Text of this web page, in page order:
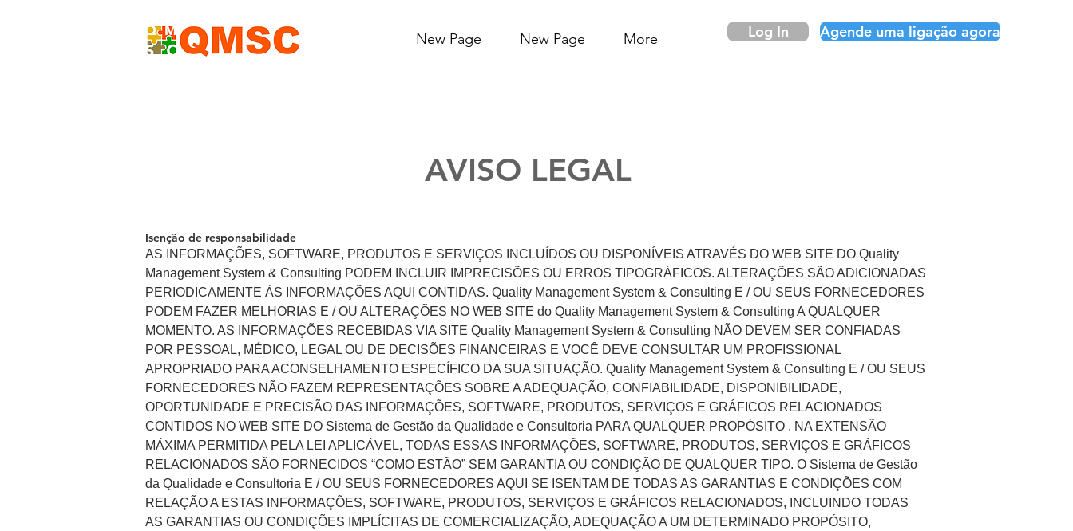
New Page New Page More Log In Agende uma ligação agora
AVISO LEGAL
Isenção de responsabilidade
AS INFORMAÇÕES, SOFTWARE, PRODUTOS E SERVIÇOS INCLUÍDOS OU DISPONÍVEIS ATRAVÉS DO WEB SITE DO Quality
Management System & Consulting PODEM INCLUIR IMPRECISÕES OU ERROS TIPOGRÁFICOS. ALTERAÇÕES SÃO ADICIONADAS
PERIODICAMENTE ÀS INFORMAÇÕES AQUI CONTIDAS. Quality Management System & Consulting E / OU SEUS FORNECEDORES
PODEM FAZER MELHORIAS E / OU ALTERAÇÕES NO WEB SITE do Quality Management System & Consulting A QUALQUER
MOMENTO. AS INFORMAÇÕES RECEBIDAS VIA SITE Quality Management System & Consulting NÃO DEVEM SER CONFIADAS
POR PESSOAL, MÉDICO, LEGAL OU DE DECISÕES FINANCEIRAS E VOCÊ DEVE CONSULTAR UM PROFISSIONAL
APROPRIADO PARA ACONSELHAMENTO ESPECÍFICO DA SUA SITUAÇÃO. Quality Management System & Consulting E / OU SEUS
FORNECEDORES NÃO FAZEM REPRESENTAÇÕES SOBRE A ADEQUAÇÃO, CONFIABILIDADE, DISPONIBILIDADE,
OPORTUNIDADE E PRECISÃO DAS INFORMAÇÕES, SOFTWARE, PRODUTOS, SERVIÇOS E GRÁFICOS RELACIONADOS
CONTIDOS NO WEB SITE DO Sistema de Gestão da Qualidade e Consultoria PARA QUALQUER PROPÓSITO . NA EXTENSÃO
MÁXIMA PERMITIDA PELA LEI APLICÁVEL, TODAS ESSAS INFORMAÇÕES, SOFTWARE, PRODUTOS, SERVIÇOS E GRÁFICOS
RELACIONADOS SÃO FORNECIDOS “COMO ESTÃO” SEM GARANTIA OU CONDIÇÃO DE QUALQUER TIPO. O Sistema de Gestão
da Qualidade e Consultoria E / OU SEUS FORNECEDORES AQUI SE ISENTAM DE TODAS AS GARANTIAS E CONDIÇÕES COM
RELAÇÃO A ESTAS INFORMAÇÕES, SOFTWARE, PRODUTOS, SERVIÇOS E GRÁFICOS RELACIONADOS, INCLUINDO TODAS
AS GARANTIAS OU CONDIÇÕES IMPLÍCITAS DE COMERCIALIZAÇÃO, ADEQUAÇÃO A UM DETERMINADO PROPÓSITO,